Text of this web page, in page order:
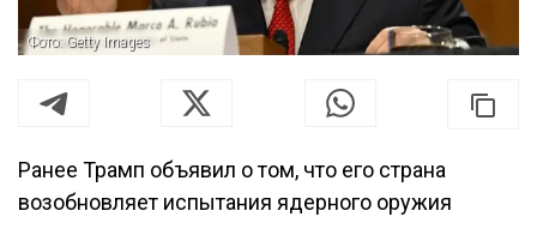
Фото: Getty Images
Ранее Трамп объявил о том, что его страна
возобновляет испытания ядерного оружия